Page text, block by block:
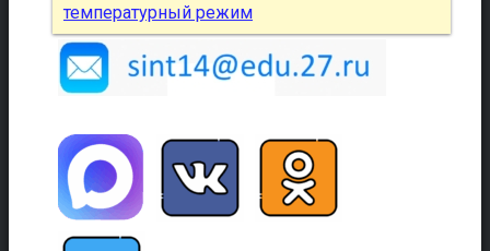
температурный режим